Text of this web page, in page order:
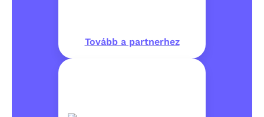
Tovább a partnerhez